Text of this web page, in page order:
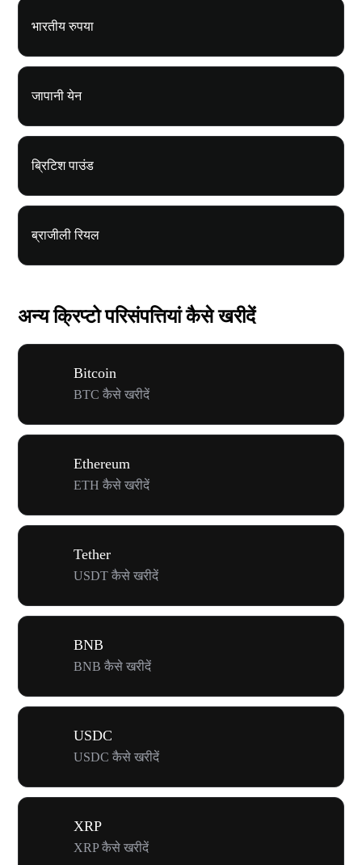
भारतीय रुपया
जापानी येन
ब्रिटिश पाउंड
ब्राजीली रियल
अन्य क्रिप्टो परिसंपत्तियां कैसे खरीदें
Bitcoin
BTC कैसे खरीदें
Ethereum
ETH कैसे खरीदें
Tether
USDT कैसे खरीदें
BNB
BNB कैसे खरीदें
USDC
USDC कैसे खरीदें
XRP
XRP कैसे खरीदें